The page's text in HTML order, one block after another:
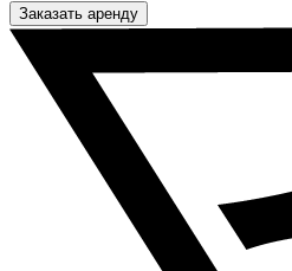
Заказать аренду